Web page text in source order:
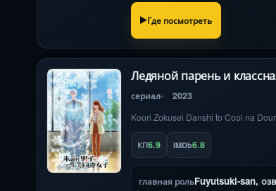
Где посмотреть
Ледяной парень и
сериал 2023
Koori Zokusei Danshi to Cool na
КП6.9 IMDb6.8
главная рольFuyutsuki-san,